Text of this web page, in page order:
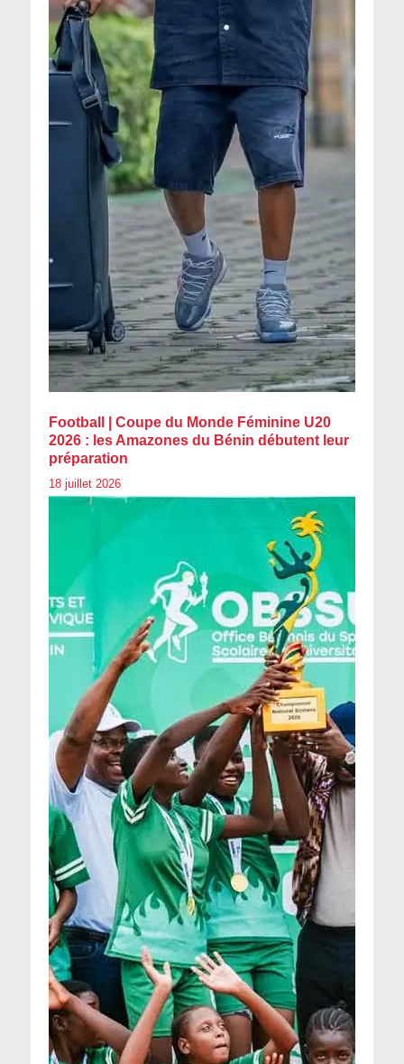
Football | Coupe du Monde Féminine U20
2026 : les Amazones du Bénin débutent leur
préparation
18 juillet 2026